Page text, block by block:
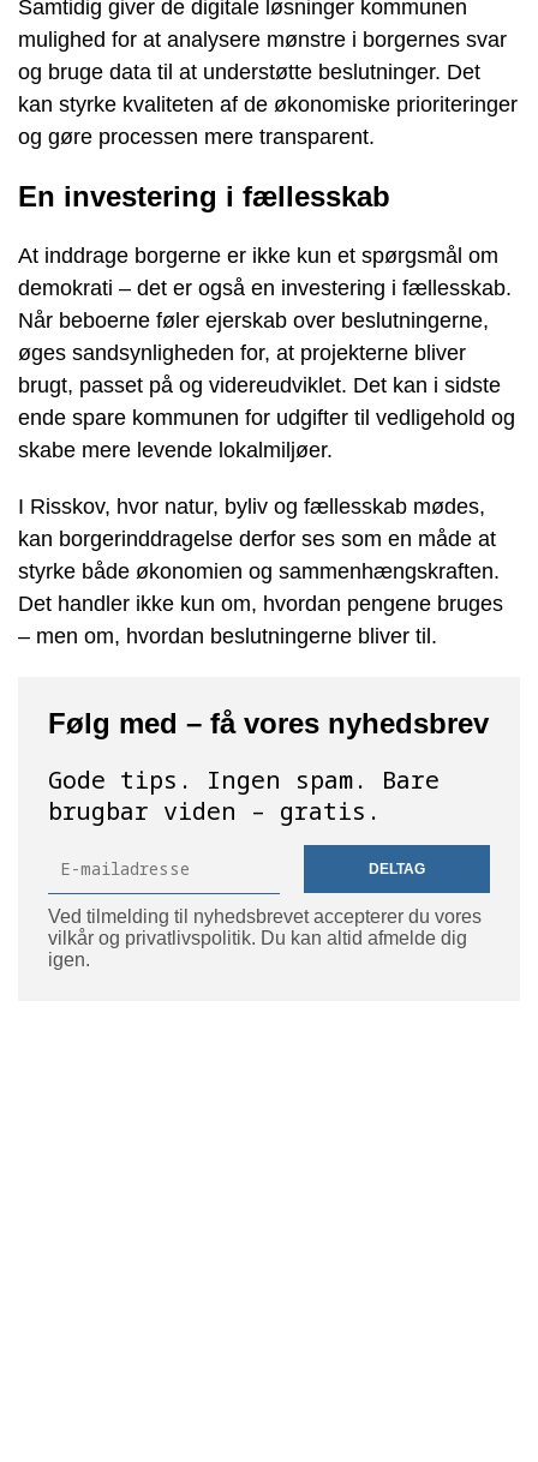
Samtidig giver de digitale løsninger kommunen
mulighed for at analysere mønstre i borgernes svar
og bruge data til at understøtte beslutninger. Det
kan styrke kvaliteten af de økonomiske prioriteringer
og gøre processen mere transparent.
En investering i fællesskab
At inddrage borgerne er ikke kun et spørgsmål om
demokrati – det er også en investering i fællesskab.
Når beboerne føler ejerskab over beslutningerne,
øges sandsynligheden for, at projekterne bliver
brugt, passet på og videreudviklet. Det kan i sidste
ende spare kommunen for udgifter til vedligehold og
skabe mere levende lokalmiljøer.
I Risskov, hvor natur, byliv og fællesskab mødes,
kan borgerinddragelse derfor ses som en måde at
styrke både økonomien og sammenhængskraften.
Det handler ikke kun om, hvordan pengene bruges
– men om, hvordan beslutningerne bliver til.
Følg med – få vores nyhedsbrev
Gode tips. Ingen spam. Bare
brugbar viden – gratis.
DELTAG
Ved tilmelding til nyhedsbrevet accepterer du vores
vilkår og privatlivspolitik. Du kan altid afmelde dig
igen.